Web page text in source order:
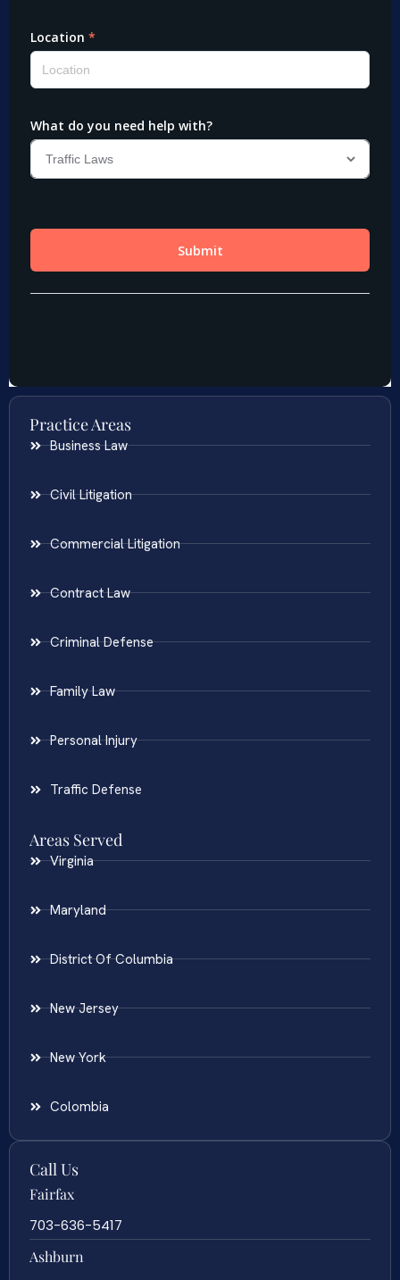
Practice Areas
Business Law
Civil Litigation
Commercial Litigation
Contract Law
Criminal Defense
Family Law
Personal Injury
Traffic Defense
Areas Served
Virginia
Maryland
District Of Columbia
New Jersey
New York
Colombia
Call Us
Fairfax
703-636-5417
Ashburn